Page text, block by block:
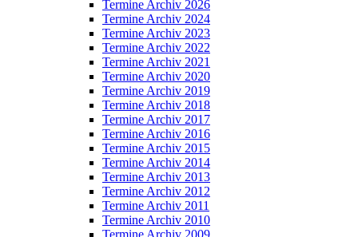
Termine Archiv 2026
Termine Archiv 2024
Termine Archiv 2023
Termine Archiv 2022
Termine Archiv 2021
Termine Archiv 2020
Termine Archiv 2019
Termine Archiv 2018
Termine Archiv 2017
Termine Archiv 2016
Termine Archiv 2015
Termine Archiv 2014
Termine Archiv 2013
Termine Archiv 2012
Termine Archiv 2011
Termine Archiv 2010
Termine Archiv 2009